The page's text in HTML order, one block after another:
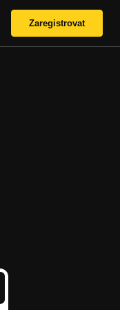
Zaregistrovat